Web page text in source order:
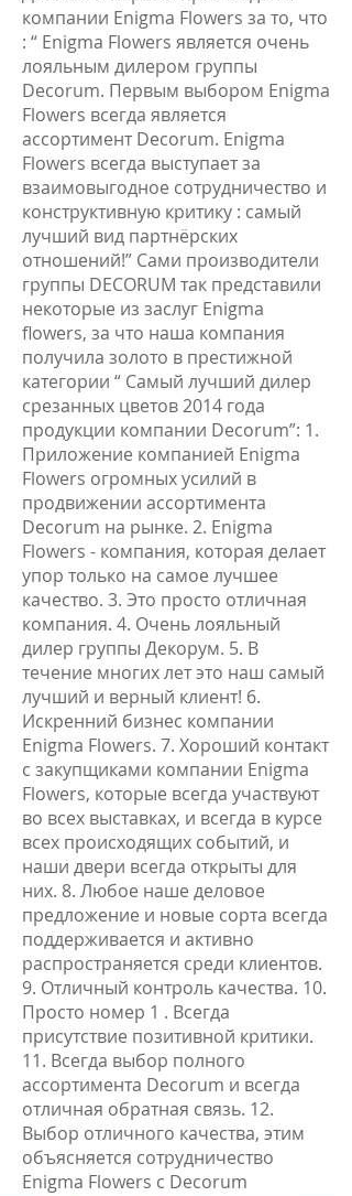
компании Enigma Flowers за то, что
: “ Enigma Flowers является очень
лояльным дилером группы
Decorum. Первым выбором Enigma
Flowers всегда является
ассортимент Decorum. Enigma
Flowers всегда выступает за
взаимовыгодное сотрудничество и
конструктивную критику : самый
лучший вид партнёрских
отношений!” Сами производители
группы DECORUM так представили
некоторые из заслуг Enigma
flowers, за что наша компания
получила золото в престижной
категории “ Самый лучший дилер
срезанных цветов 2014 года
продукции компании Decorum”: 1.
Приложение компанией Enigma
Flowers огромных усилий в
продвижении ассортимента
Decorum на рынке. 2. Enigma
Flowers - компания, которая делает
упор только на самое лучшее
качество. 3. Это просто отличная
компания. 4. Очень лояльный
дилер группы Декорум. 5. В
течение многих лет это наш самый
лучший и верный клиент! 6.
Искренний бизнес компании
Enigma Flowers. 7. Хороший контакт
с закупщиками компании Enigma
Flowers, которые всегда участвуют
во всех выставках, и всегда в курсе
всех происходящих событий, и
наши двери всегда открыты для
них. 8. Любое наше деловое
предложение и новые сорта всегда
поддерживается и активно
распространяется среди клиентов.
9. Отличный контроль качества. 10.
Просто номер 1 . Всегда
присутствие позитивной критики.
11. Всегда выбор полного
ассортимента Deсorum и всегда
отличная обратная связь. 12.
Выбор отличного качества, этим
объясняется сотрудничество
Enigma Flowers с Decorum